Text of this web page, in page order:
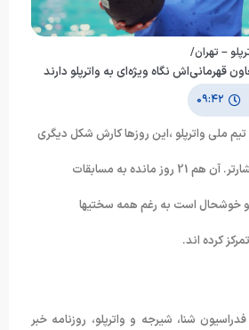
– تهران/
قهرمانی‌اش نگاه ویژه‌ای به واترپلو دارند
۰۹:۴۲
ملی واترپلو ،این روزها کارش شکل دیگری
گرفته. جدی تر شده و پرفشارتر. آن هم 21 روز مانده به مسابقات
خوشحال است به رغم همه سختیها
کرده اند.
شنا، شیرجه و واترپلو، روزنامه خبر